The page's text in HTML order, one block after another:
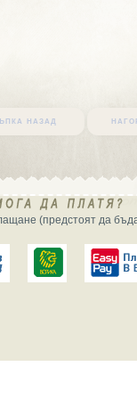
назад
(предстоят да